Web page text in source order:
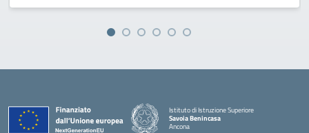
Istituto di Istruzione Superiore
Savoia Benincasa
Ancona